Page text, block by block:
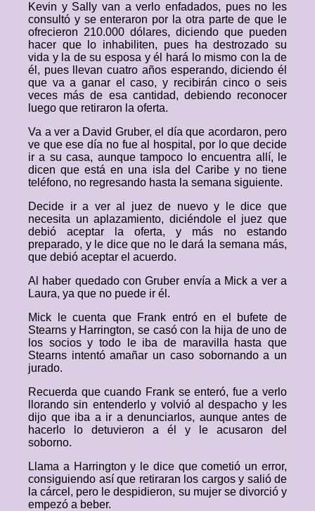
Kevin y Sally van a verlo enfadados, pues no les
consultó y se enteraron por la otra parte de que le
ofrecieron 210.000 dólares, diciendo que pueden
hacer que lo inhabiliten, pues ha destrozado su
vida y la de su esposa y él hará lo mismo con la de
él, pues llevan cuatro años esperando, diciendo él
que va a ganar el caso, y recibirán cinco o seis
veces más de esa cantidad, debiendo reconocer
luego que retiraron la oferta.
Va a ver a David Gruber, el día que acordaron, pero
ve que ese día no fue al hospital, por lo que decide
ir a su casa, aunque tampoco lo encuentra allí, le
dicen que está en una isla del Caribe y no tiene
teléfono, no regresando hasta la semana siguiente.
Decide ir a ver al juez de nuevo y le dice que
necesita un aplazamiento, diciéndole el juez que
debió aceptar la oferta, y más no estando
preparado, y le dice que no le dará la semana más,
que debió aceptar el acuerdo.
Al haber quedado con Gruber envía a Mick a ver a
Laura, ya que no puede ir él.
Mick le cuenta que Frank entró en el bufete de
Stearns y Harrington, se casó con la hija de uno de
los socios y todo le iba de maravilla hasta que
Stearns intentó amañar un caso sobornando a un
jurado.
Recuerda que cuando Frank se enteró, fue a verlo
llorando sin entenderlo y volvió al despacho y les
dijo que iba a ir a denunciarlos, aunque antes de
hacerlo lo detuvieron a él y le acusaron del
soborno.
Llama a Harrington y le dice que cometió un error,
consiguiendo así que retiraran los cargos y salió de
la cárcel, pero le despidieron, su mujer se divorció y
empezó a beber.